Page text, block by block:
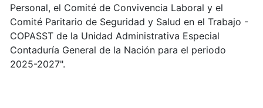
Personal, el Comité de Convivencia Laboral y el
Comité Paritario de Seguridad y Salud en el Trabajo -
COPASST de la Unidad Administrativa Especial
Contaduría General de la Nación para el periodo
2025-2027".